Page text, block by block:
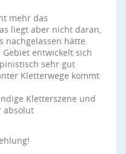
mehr das
liegt aber nicht daran,
nachgelassen hätte.
Gebiet entwickelt sich
sehr gut
Kletterwege kommt
Kletterszene und
absolut